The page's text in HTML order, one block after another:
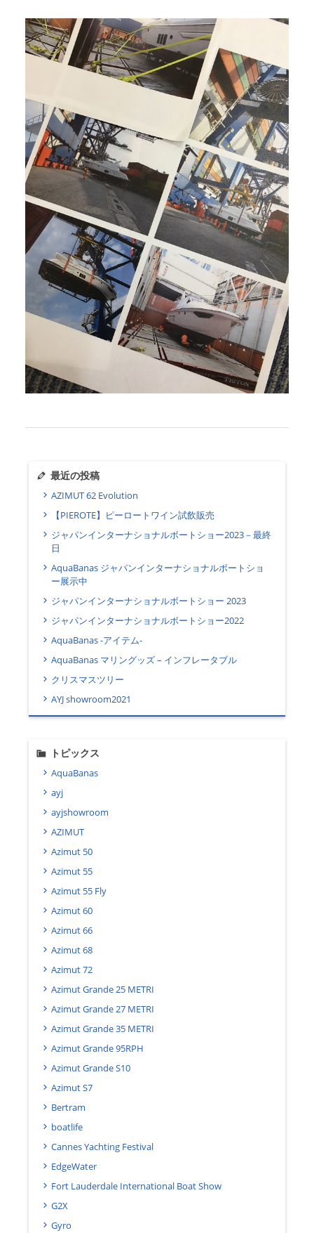
最近の投稿
AZIMUT 62 Evolution
【PIEROTE】ピーロートワイン試飲販売
ジャパンインターナショナルボートショー2023－最終
日
AquaBanas ジャパンインターナショナルボートショ
ー展示中
ジャパンインターナショナルボートショー 2023
ジャパンインターナショナルボートショー2022
AquaBanas -アイテム-
AquaBanas マリングッズ – インフレータブル
クリスマスツリー
AYJ showroom2021
トピックス
AquaBanas
ayj
ayjshowroom
AZIMUT
Azimut 50
Azimut 55
Azimut 55 Fly
Azimut 60
Azimut 66
Azimut 68
Azimut 72
Azimut Grande 25 METRI
Azimut Grande 27 METRI
Azimut Grande 35 METRI
Azimut Grande 95RPH
Azimut Grande S10
Azimut S7
Bertram
boatlife
Cannes Yachting Festival
EdgeWater
Fort Lauderdale International Boat Show
G2X
Gyro